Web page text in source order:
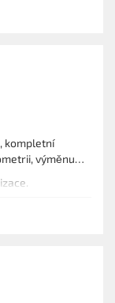
kompletní
výměnu